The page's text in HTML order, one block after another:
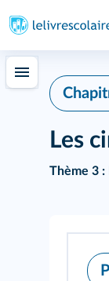
Les
Thème 3 :